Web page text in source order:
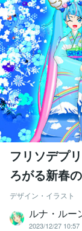
フリソデプ
ろがる新春
デザイン・イラスト
ルナ・ルー
2023/12/27 10:57